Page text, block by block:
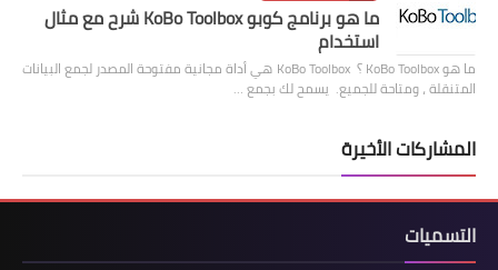
ما هو برنامج كوبو KoBo Toolbox شرح مع مثال
استخدام
ما هو KoBo Toolbox ؟ KoBo Toolbox هي أداة مجانية مفتوحة المصدر لجمع البيانات
المتنقلة ، ومتاحة للجميع. يسمح لك بجمع …
المشاركات الأخيرة
التسميات